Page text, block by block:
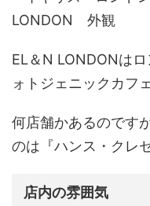
EL＆N LONDONは
ォトジェニックカフ
何店舗かあるのです
のは 『ハンス・クレ
店内の雰囲気